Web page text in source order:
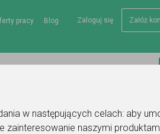
w następujących celach: aby
zainteresowanie naszymi
Zaloguj się Załóż
pracy Blog